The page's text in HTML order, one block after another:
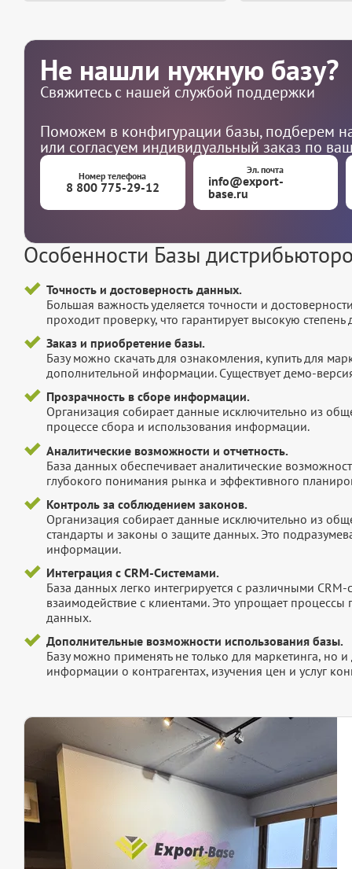
Не нашли нужную базу?
Свяжитесь с нашей службой поддержки
Поможем в конфигурации базы, подберем
или согласуем индивидуальный заказ по
Номер телефона
8 800 775-29-12
Эл. почта
info@export-
base.ru
Особенности Базы
Точность и достоверность данных.
Большая важность уделяется точности и
проходит проверку, что гарантирует высокую
Заказ и приобретение базы.
Базу можно скачать для ознакомления, купить для
дополнительной информации. Существует демо-
Прозрачность в сборе информации.
Организация собирает данные исключительно из
процессе сбора и использования информации.
Аналитические возможности и отчетность.
База данных обеспечивает аналитические
глубокого понимания рынка и эффективного
Контроль за соблюдением законов.
Организация собирает данные исключительно из
стандарты и законы о защите данных. Это
информации.
Интеграция с CRM-Системами.
База данных легко интегрируется с различными
взаимодействие с клиентами. Это упрощает
данных.
Дополнительные возможности использования базы.
Базу можно применять не только для маркетинга, но
информации о контрагентах, изучения цен и услуг